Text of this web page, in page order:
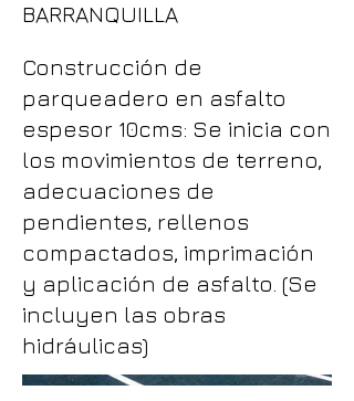
BARRANQUILLA
Construcción de
parqueadero en asfalto
espesor 10cms: Se inicia con
los movimientos de terreno,
adecuaciones de
pendientes, rellenos
compactados, imprimación
y aplicación de asfalto. (Se
incluyen las obras
hidráulicas)